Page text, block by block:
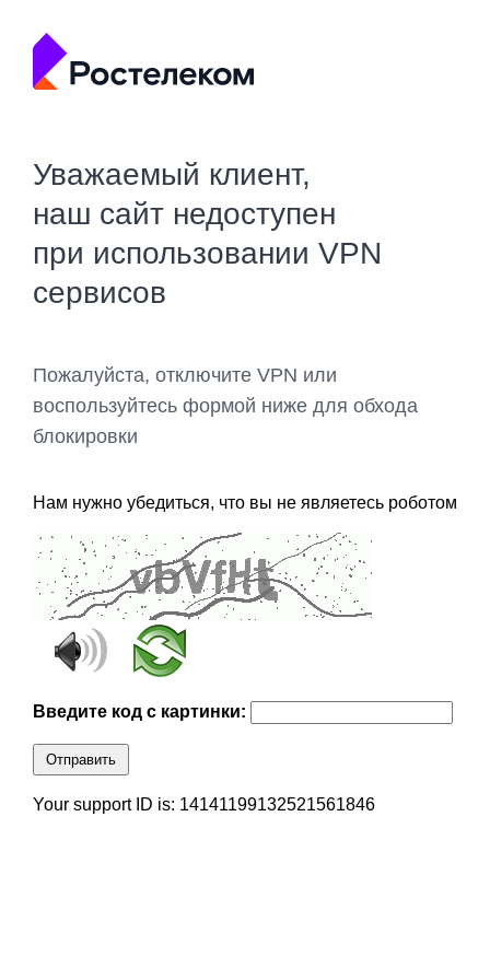
Уважаемый клиент,
наш сайт недоступен
при использовании VPN
сервисов
Пожалуйста, отключите VPN или
воспользуйтесь формой ниже для обхода
блокировки
Нам нужно убедиться, что вы не являетесь роботом
Введите код с картинки:
Отправить
Your support ID is: 14141199132521561846